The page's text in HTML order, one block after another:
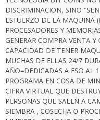
DISCRIMINACION, SINO
ESFUERZO DE LA MAQUINA
PROCESADORES Y
GENERAR COMPRA VENTA
CAPACIDAD DE TENER
MUCHAS DE ELLAS 24/7
AÑO=DEDICADAS A ESO AL
PROGRAMA EN COSA DE
CIFRA VIRTUAL QUE
PERSONAS QUE SALEN A
SIEMBRA , COSECHA O